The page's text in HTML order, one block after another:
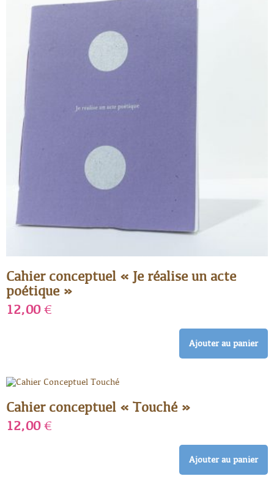
Cahier conceptuel « Je réalise un acte
poétique »
12,00€
Ajouter au panier
Cahier conceptuel « Touché »
12,00€
Ajouter au panier